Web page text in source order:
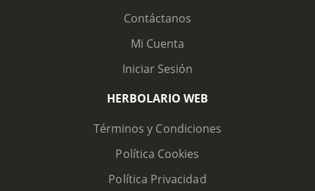
Contáctanos
Mi Cuenta
Iniciar Sesión
HERBOLARIO WEB
Términos y Condiciones
Política Cookies
Política Privacidad